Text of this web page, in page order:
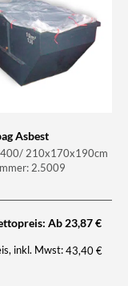
Asbest
210x170x190cm
2.5009
Ab 23,87€
inkl. Mwst:43,40€